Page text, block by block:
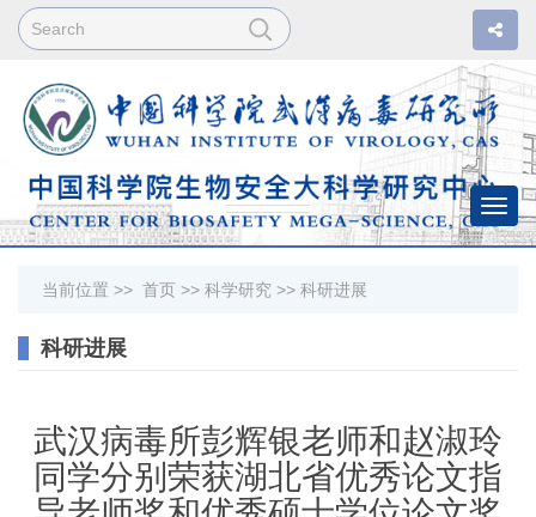
当前位置 >> 首页 >> 科学研究 >> 科研进展
科研进展
武汉病毒所彭辉银老师和赵淑玲
同学分别荣获湖北省优秀论文指